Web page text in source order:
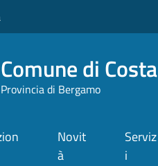
Comune di
Provincia di Bergamo
Novit
à
Serviz
i